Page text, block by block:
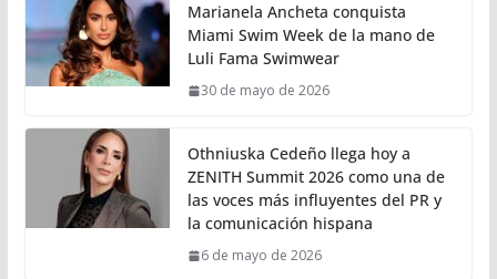
Marianela Ancheta conquista
Miami Swim Week de la mano de
Luli Fama Swimwear
30 de mayo de 2026
Othniuska Cedeño llega hoy a
ZENITH Summit 2026 como una de
las voces más influyentes del PR y
la comunicación hispana
6 de mayo de 2026